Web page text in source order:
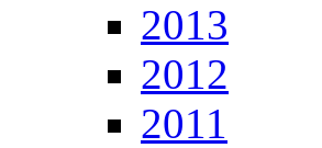
2013
2012
2011